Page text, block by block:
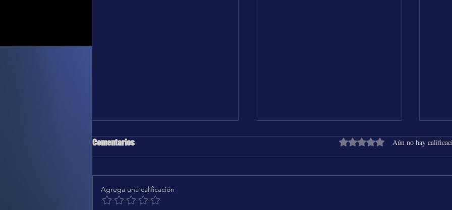
Comentarios Obtuvo 0 de 5 estrellas.
Aún no hay
Agrega una calificación